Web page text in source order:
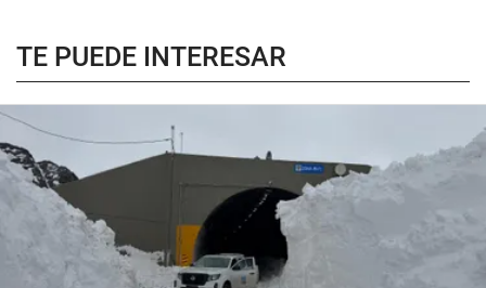
TE PUEDE INTERESAR